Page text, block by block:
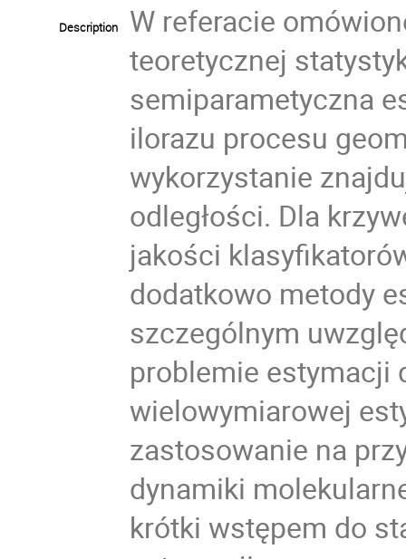
Description
W referacie
teoretycznej
semiparametyczna
ilorazu procesu
wykorzystanie
odległości. Dla
jakości
dodatkowo metody
szczególnym
problemie estymacji
wielowymiarowej
zastosowanie na
dynamiki
krótki wstępem do